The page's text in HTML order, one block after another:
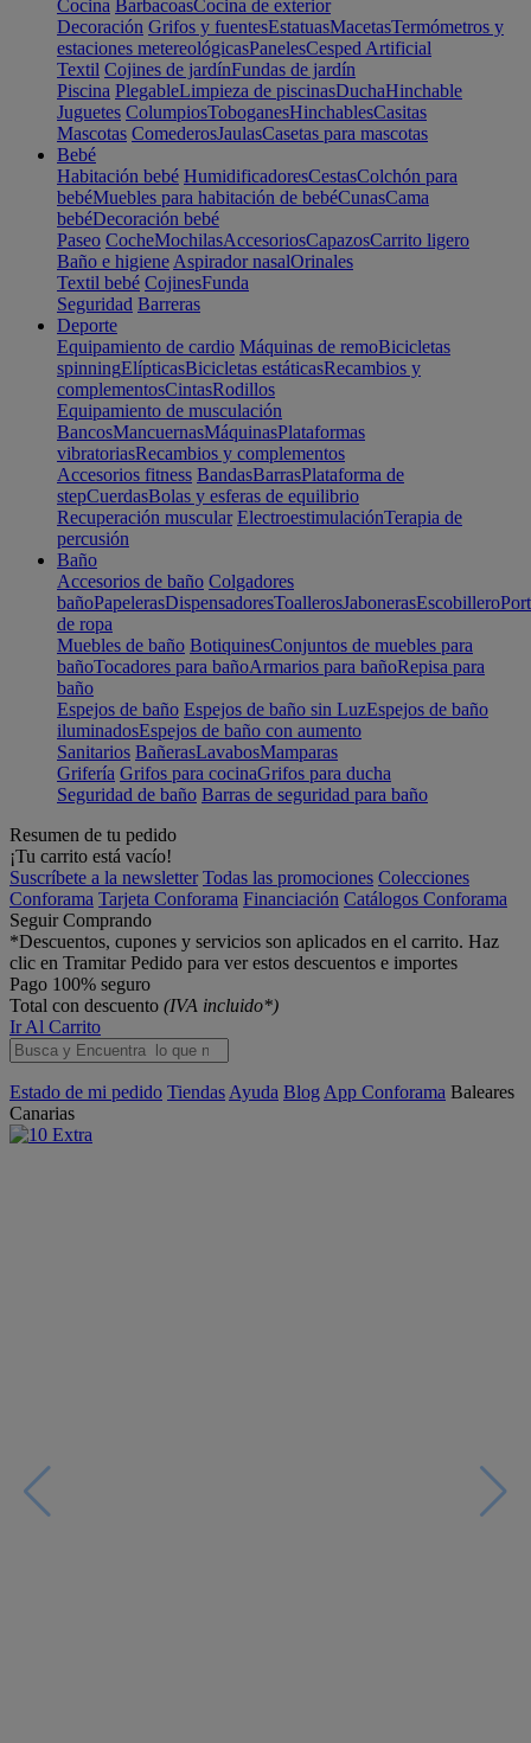
Cocina BarbacoasCocina de exterior
Decoración Grifos y fuentesEstatuasMacetasTermómetros y
estaciones metereológicasPanelesCesped Artificial
Textil Cojines de jardínFundas de jardín
Piscina PlegableLimpieza de piscinasDuchaHinchable
Juguetes ColumpiosToboganesHinchablesCasitas
Mascotas ComederosJaulasCasetas para mascotas
Bebé
Habitación bebé HumidificadoresCestasColchón para
bebéMuebles para habitación de bebéCunasCama
bebéDecoración bebé
Paseo CocheMochilasAccesoriosCapazosCarrito ligero
Baño e higiene Aspirador nasalOrinales
Textil bebé CojinesFunda
Seguridad Barreras
Deporte
Equipamiento de cardio Máquinas de remoBicicletas
spinningElípticasBicicletas estáticasRecambios y
complementosCintasRodillos
Equipamiento de musculación
BancosMancuernasMáquinasPlataformas
vibratoriasRecambios y complementos
Accesorios fitness BandasBarrasPlataforma de
stepCuerdasBolas y esferas de equilibrio
Recuperación muscular ElectroestimulaciónTerapia de
percusión
Baño
Accesorios de baño Colgadores
bañoPapelerasDispensadoresToallerosJabonerasEscobillero
de ropa
Muebles de baño BotiquinesConjuntos de muebles para
bañoTocadores para bañoArmarios para bañoRepisa para
baño
Espejos de baño Espejos de baño sin LuzEspejos de baño
iluminadosEspejos de baño con aumento
Sanitarios BañerasLavabosMamparas
Grifería Grifos para cocinaGrifos para ducha
Seguridad de baño Barras de seguridad para baño
Resumen de tu pedido
¡Tu carrito está vacío!
Suscríbete a la newsletter Todas las promociones Colecciones
Conforama Tarjeta Conforama Financiación Catálogos Conforama
Seguir Comprando
*Descuentos, cupones y servicios son aplicados en el carrito. Haz
clic en Tramitar Pedido para ver estos descuentos e importes
Pago 100% seguro
Total con descuento (IVA incluido*)
Ir Al Carrito
Estado de mi pedido Tiendas Ayuda Blog App Conforama Baleares
Canarias